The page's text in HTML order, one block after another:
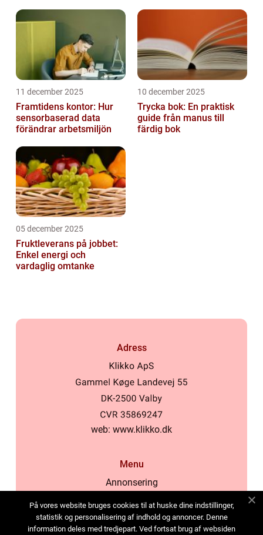
11 december 2025
Framtidens kontor: Hur
sensorbaserad data
förändrar arbetsmiljön
10 december 2025
Trycka bok: En praktisk
guide från manus till
färdig bok
05 december 2025
Fruktleverans på jobbet:
Enkel energi och
vardaglig omtanke
Adress
web: www.klikko.dk
Menu
Annonsering
Cookies
Kontakta oss
På vores website bruges cookies til at huske dine indstillinger,
statistik og personalisering af indhold og annoncer. Denne
information deles med tredjepart. Ved fortsat brug af websiden